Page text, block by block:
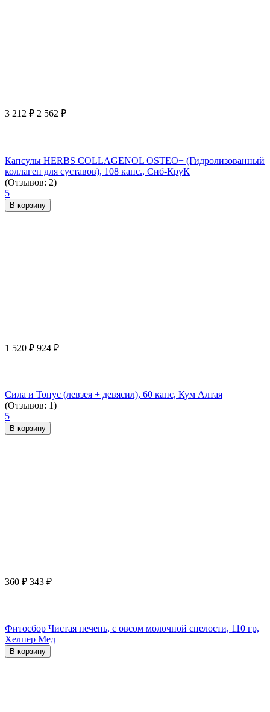
3 212 ₽ 2 562 ₽
Капсулы HERBS COLLAGENOL OSTEO+ (Гидролизованный
коллаген для суставов), 108 капс., Сиб-КруК
(Отзывов: 2)
5
В корзину
1 520 ₽ 924 ₽
Сила и Тонус (левзея + девясил), 60 капс, Кум Алтая
(Отзывов: 1)
5
В корзину
360 ₽ 343 ₽
Фитосбор Чистая печень, с овсом молочной спелости, 110 гр,
Хелпер Мед
В корзину